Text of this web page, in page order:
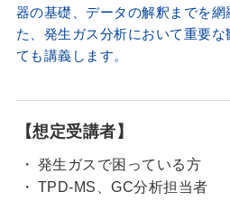
器の基礎、データの解釈までを網
た、発生ガス分析において重要
ても講義します。
【想定受講者】
発生ガスで困っている方
TPD-MS、GC分析担当者